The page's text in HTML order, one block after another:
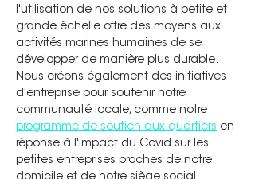
l'utilisation de nos solutions à petite et
grande échelle offre des moyens aux
activités marines humaines de se
développer de manière plus durable.
Nous créons également des initiatives
d'entreprise pour soutenir notre
communauté locale, comme notre
programme de soutien aux quartiers en
réponse à l'impact du Covid sur les
petites entreprises proches de notre